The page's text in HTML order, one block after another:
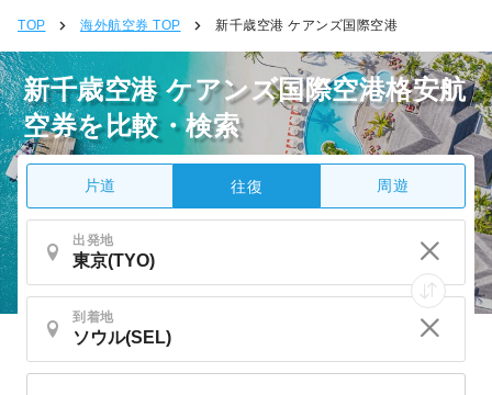
TOP 海外航空券 TOP 新千歳空港 ケアンズ国際空港
新千歳空港 ケアンズ国際空港格安航
空券を比較・検索
片道 往復 周遊
出発地
到着地